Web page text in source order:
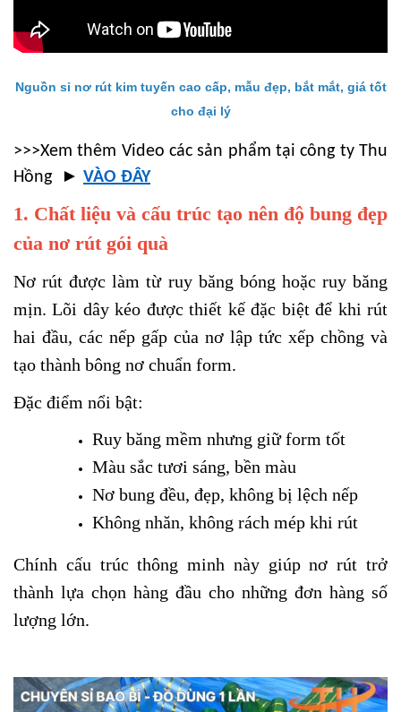
Nguồn sỉ nơ rút kim tuyến cao cấp, mẫu đẹp, bắt mắt, giá tốt
cho đại lý
>>>Xem thêm Video các sản phẩm tại công ty Thu
Hồng
► VÀO ĐÂY
1. Chất liệu và cấu trúc tạo nên độ bung đẹp
của nơ rút gói quà
Nơ rút được làm từ ruy băng bóng hoặc ruy băng
mịn. Lõi dây kéo được thiết kế đặc biệt để khi rút
hai đầu, các nếp gấp của nơ lập tức xếp chồng và
tạo thành bông nơ chuẩn form.
Đặc điểm nổi bật:
Ruy băng mềm nhưng giữ form tốt
Màu sắc tươi sáng, bền màu
Nơ bung đều, đẹp, không bị lệch nếp
Không nhăn, không rách mép khi rút
Chính cấu trúc thông minh này giúp nơ rút trở
thành lựa chọn hàng đầu cho những đơn hàng số
lượng lớn.